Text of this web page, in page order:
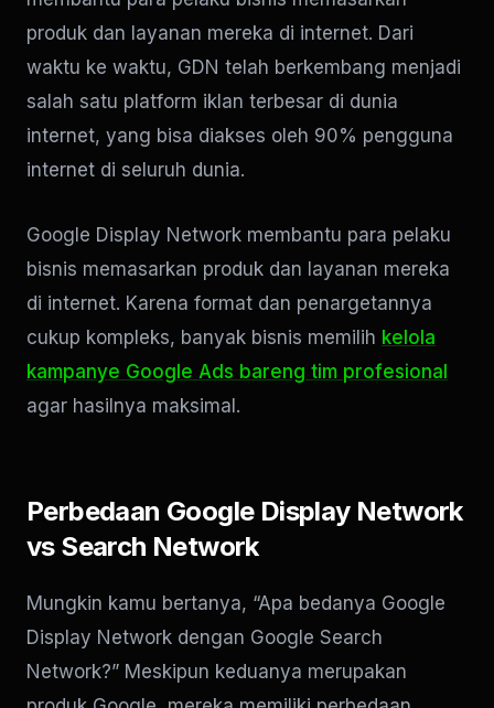
produk dan layanan mereka di internet. Dari
waktu ke waktu, GDN telah berkembang menjadi
salah satu platform iklan terbesar di dunia
internet, yang bisa diakses oleh 90% pengguna
internet di seluruh dunia.
Google Display Network membantu para pelaku
bisnis memasarkan produk dan layanan mereka
di internet. Karena format dan penargetannya
cukup kompleks, banyak bisnis memilih kelola
kampanye Google Ads bareng tim profesional
agar hasilnya maksimal.
Perbedaan Google Display Network
vs Search Network
Mungkin kamu bertanya, “Apa bedanya Google
Display Network dengan Google Search
Network?” Meskipun keduanya merupakan